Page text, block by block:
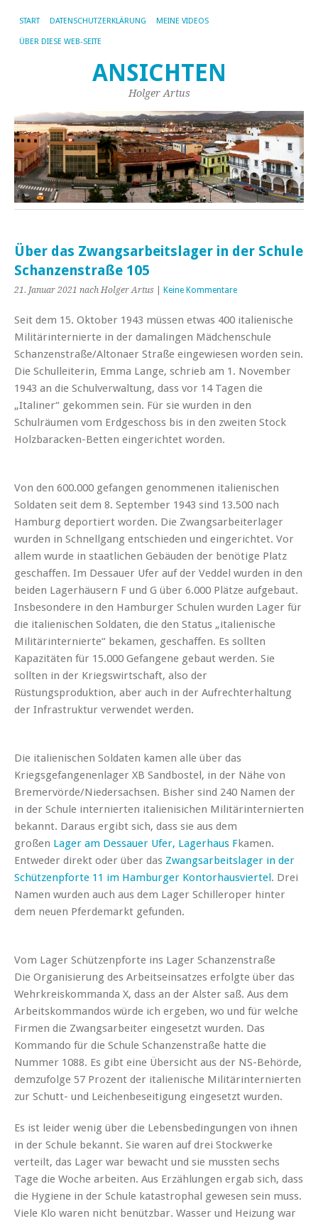
START DATENSCHUTZERKLÄRUNG MEINE VIDEOS
ÜBER DIESE WEB-SEITE
ANSICHTEN
Holger Artus
Über das Zwangsarbeitslager in der Schule
Schanzenstraße 105
21. Januar 2021 nach Holger Artus Keine Kommentare
Seit dem 15. Oktober 1943 müssen etwas 400 italienische
Militärinternierte in der damalingen Mädchenschule
Schanzenstraße/Altonaer Straße eingewiesen worden sein.
Die Schulleiterin, Emma Lange, schrieb am 1. November
1943 an die Schulverwaltung, dass vor 14 Tagen die
„Italiner“ gekommen sein. Für sie wurden in den
Schulräumen vom Erdgeschoss bis in den zweiten Stock
Holzbaracken-Betten eingerichtet worden.
Von den 600.000 gefangen genommenen italienischen
Soldaten seit dem 8. September 1943 sind 13.500 nach
Hamburg deportiert worden. Die Zwangsarbeiterlager
wurden in Schnellgang entschieden und eingerichtet. Vor
allem wurde in staatlichen Gebäuden der benötige Platz
geschaffen. Im Dessauer Ufer auf der Veddel wurden in den
beiden Lagerhäusern F und G über 6.000 Plätze aufgebaut.
Insbesondere in den Hamburger Schulen wurden Lager für
die italienischen Soldaten, die den Status „italienische
Militärinternierte“ bekamen, geschaffen. Es sollten
Kapazitäten für 15.000 Gefangene gebaut werden. Sie
sollten in der Kriegswirtschaft, also der
Rüstungsproduktion, aber auch in der Aufrechterhaltung
der Infrastruktur verwendet werden.
Die italienischen Soldaten kamen alle über das
Kriegsgefangenenlager XB Sandbostel, in der Nähe von
Bremervörde/Niedersachsen. Bisher sind 240 Namen der
in der Schule internierten italienisichen Militärinternierten
bekannt. Daraus ergibt sich, dass sie aus dem
großen Lager am Dessauer Ufer, Lagerhaus Fkamen.
Entweder direkt oder über das Zwangsarbeitslager in der
Schützenpforte 11 im Hamburger Kontorhausviertel. Drei
Namen wurden auch aus dem Lager Schilleroper hinter
dem neuen Pferdemarkt gefunden.
Vom Lager Schützenpforte ins Lager Schanzenstraße
Die Organisierung des Arbeitseinsatzes erfolgte über das
Wehrkreiskommanda X, dass an der Alster saß. Aus dem
Arbeitskommandos würde ich ergeben, wo und für welche
Firmen die Zwangsarbeiter eingesetzt wurden. Das
Kommando für die Schule Schanzenstraße hatte die
Nummer 1088. Es gibt eine Übersicht aus der NS-Behörde,
demzufolge 57 Prozent der italienische Militärinternierten
zur Schutt- und Leichenbeseitigung eingesetzt wurden.
Es ist leider wenig über die Lebensbedingungen von ihnen
in der Schule bekannt. Sie waren auf drei Stockwerke
verteilt, das Lager war bewacht und sie mussten sechs
Tage die Woche arbeiten. Aus Erzählungen ergab sich, dass
die Hygiene in der Schule katastrophal gewesen sein muss.
Viele Klo waren nicht benützbar. Wasser und Heizung war